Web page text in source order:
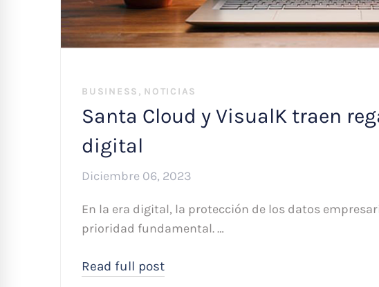
BUSINESS , NOTICIAS
Santa Cloud y VisualK traen
digital
Diciembre 06, 2023
En la era digital, la protección de los datos
prioridad fundamental. …
Read full post